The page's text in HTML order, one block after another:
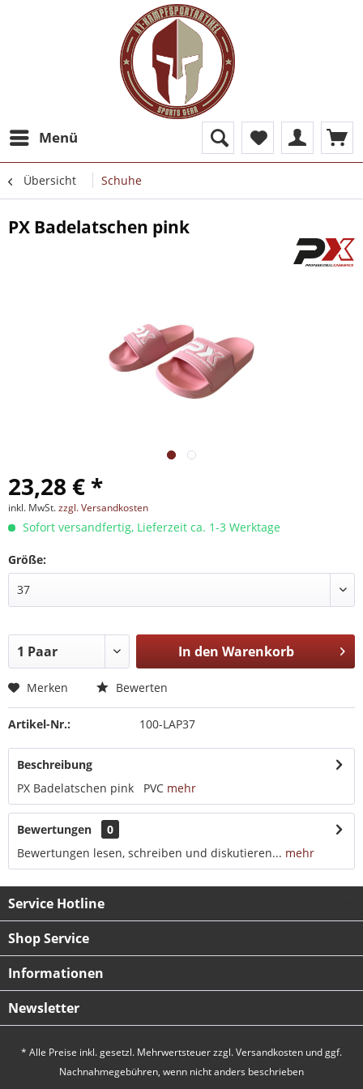
Menü
Übersicht Schuhe
PX Badelatschen pink
23,28 € *
inkl. MwSt.zzgl. Versandkosten
Sofort versandfertig, Lieferzeit ca. 1-3 Werktage
Größe:
In den Warenkorb
Merken Bewerten
Artikel-Nr.: 100-LAP37
Beschreibung
PX Badelatschen pink PVC mehr
Bewertungen
0
Bewertungen lesen, schreiben und diskutieren... mehr
Service Hotline
Shop Service
Informationen
Newsletter
* Alle Preise inkl. gesetzl. Mehrwertsteuer zzgl.Versandkosten und ggf.
Nachnahmegebühren, wenn nicht anders beschrieben